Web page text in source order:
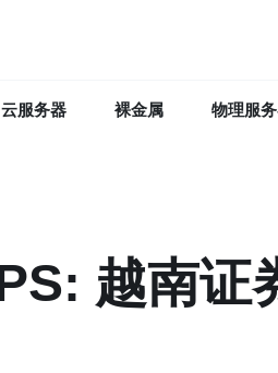
云服务器 裸金属 物理服
越南证